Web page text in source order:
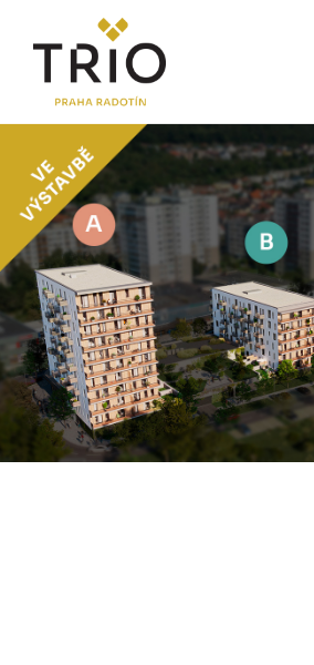
O PROJEKTU
Proč TRIO Radotín
FAQ sekce
Novinky
Postup koupě a financování
LOKALITA
CENÍK
Byty